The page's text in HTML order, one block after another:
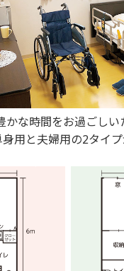
かな時間をお過ごしい
用と夫婦用の2タイプ